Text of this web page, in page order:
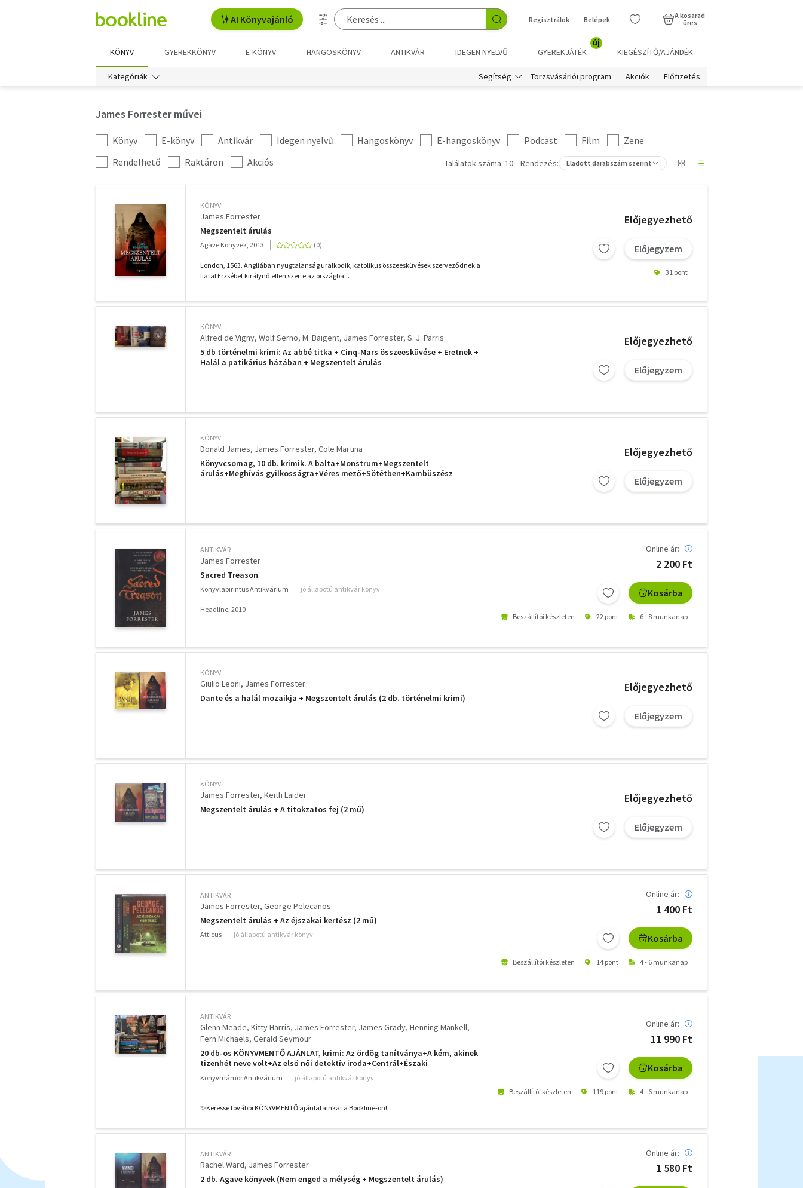
AI Könyvajánló Regisztrálok Belépek
A kosarad
üres
KÖNYV GYEREKKÖNYV E-KÖNYV HANGOSKÖNYV ANTIKVÁR IDEGEN NYELVŰ GYEREKJÁTÉK
új
KIEGÉSZÍTŐ/AJÁNDÉK
Kategóriák Segítség Törzsvásárlói program Akciók Előfizetés
James Forrester művei
Kategória
szűrés
Könyv E-könyv Antikvár Idegen nyelvű Hangoskönyv E-hangoskönyv Podcast Film
Zene
További
szűrők
Rendelhető Raktáron Akciós Találatok száma: 10 Rendezés: Eladott darabszám szerint
KÖNYV
James Forrester
Megszentelt árulás
Agave Könyvek, 2013
London, 1563. Angliában nyugtalanság uralkodik, katolikus összeesküvések szerveződnek a
fiatal Erzsébet királynő ellen szerte az országba...
Előjegyezhető
Előjegyzem
31 pont
KÖNYV
Alfred de Vigny Wolf Serno M. Baigent James Forrester S. J. Parris
5 db történelmi krimi: Az abbé titka + Cinq-Mars összeesküvése + Eretnek +
Halál a patikárius házában + Megszentelt árulás
Előjegyezhető
Előjegyzem
KÖNYV
Donald James James Forrester Cole Martina
Könyvcsomag, 10 db. krimik. A balta+Monstrum+Megszentelt
árulás+Meghívás gyilkosságra+Véres mező+Sötétben+Kambüszész
Előjegyezhető
Előjegyzem
ANTIKVÁR
James Forrester
Sacred Treason
Könyvlabirintus Antikvárium jó állapotú antikvár könyv
Headline, 2010
Online ár:
2 200 Ft
Kosárba
Beszállítói készleten 22 pont 6 - 8 munkanap
KÖNYV
Giulio Leoni James Forrester
Dante és a halál mozaikja + Megszentelt árulás (2 db. történelmi krimi)
Előjegyezhető
Előjegyzem
KÖNYV
James Forrester Keith Laider
Megszentelt árulás + A titokzatos fej (2 mű)
Előjegyezhető
Előjegyzem
ANTIKVÁR
James Forrester George Pelecanos
Megszentelt árulás + Az éjszakai kertész (2 mű)
Atticus jó állapotú antikvár könyv
Online ár:
1 400 Ft
Kosárba
Beszállítói készleten 14 pont 4 - 6 munkanap
ANTIKVÁR
Glenn Meade Kitty Harris James Forrester James Grady Henning Mankell
Fern Michaels Gerald Seymour
20 db-os KÖNYVMENTŐ AJÁNLAT, krimi: Az ördög tanítványa+A kém, akinek
tizenhét neve volt+Az első női detektív iroda+Centrál+Északi
fény+Megszentelt árulás+A keselyű 6 napja+
Könyvmámor Antikvárium jó állapotú antikvár könyv
✨️Keresse további KÖNYVMENTŐ ajánlatainkat a Bookline-on!
Online ár:
11 990 Ft
Kosárba
Beszállítói készleten 119 pont 4 - 6 munkanap
ANTIKVÁR
Rachel Ward James Forrester
2 db. Agave könyvek (Nem enged a mélység + Megszentelt árulás)
Online ár:
1 580 Ft